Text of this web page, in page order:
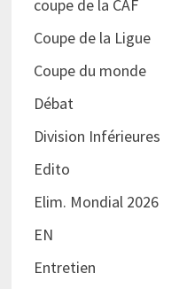
coupe de la CAF
Coupe de la Ligue
Coupe du monde
Débat
Division Inférieures
Edito
Elim. Mondial 2026
EN
Entretien